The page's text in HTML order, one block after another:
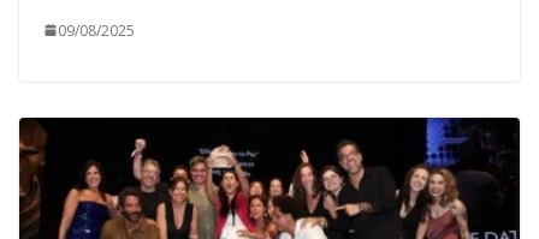
09/08/2025